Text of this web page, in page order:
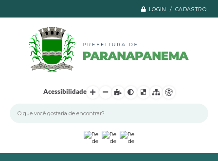
LOGIN / CADASTRO
Acessibilidade